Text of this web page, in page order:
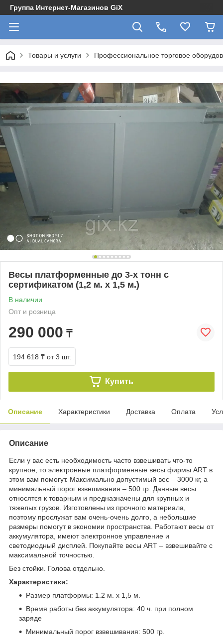
Группа Интернет-Магазинов GiX
Товары и услуги Профессиональное торговое
Весы платформенные до 3-х тонн с
сертификатом (1,2 м. х 1,5 м.)
В наличии
Опт и розница
290 000 ₸
194 618 ₸ от 3 шт.
Купить
Описание Характеристики Доставка Оплата
Описание
Если у вас есть необходимость часто взвешивать что-то
крупное, то электронные платформенные весы фирмы ART в
этом вам помогут. Максимально допустимый вес – 3000 кг, а
минимальный порог взвешивания – 500 гр. Данные весы
относятся к товарным и предназначены для крупных и
тяжелых грузов. Изготовлены из прочного материала,
поэтому прослужат вам очень-очень долго, а небольшие
размеры помогут в экономии пространства. Работают весы от
аккумулятора, имеют электронное управление и
светодиодный дисплей. Покупайте весы ART – взвешивайте с
максимальной точностью.
Без стойки. Голова отдельно.
Характеристики:
Размер платформы: 1.2 м. х 1,5 м.
Время работы без аккумулятора: 40 ч. при полном
заряде
Минимальный порог взвешивания: 500 гр.